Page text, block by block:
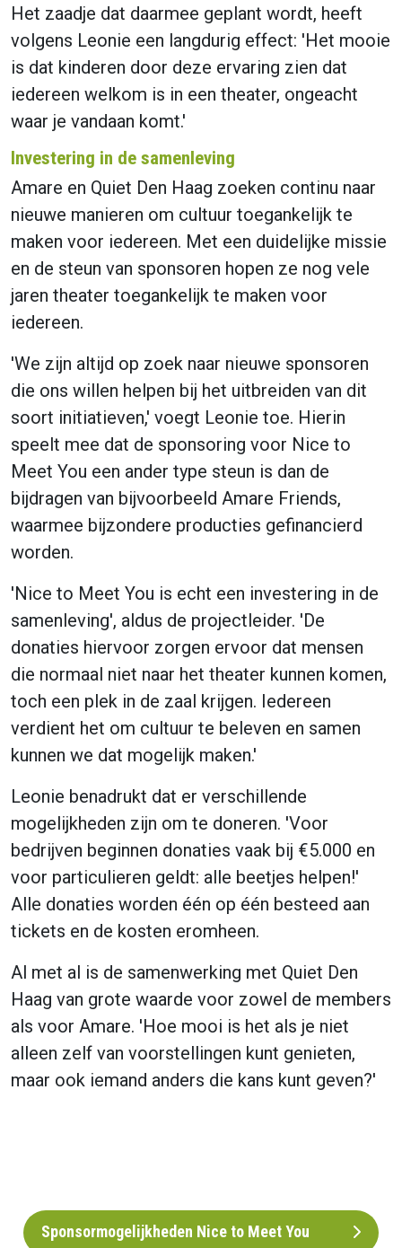
Het zaadje dat daarmee geplant wordt, heeft
volgens Leonie een langdurig effect: 'Het mooie
is dat kinderen door deze ervaring zien dat
iedereen welkom is in een theater, ongeacht
waar je vandaan komt.'
Investering in de samenleving
Amare en Quiet Den Haag zoeken continu naar
nieuwe manieren om cultuur toegankelijk te
maken voor iedereen. Met een duidelijke missie
en de steun van sponsoren hopen ze nog vele
jaren theater toegankelijk te maken voor
iedereen.
'We zijn altijd op zoek naar nieuwe sponsoren
die ons willen helpen bij het uitbreiden van dit
soort initiatieven,' voegt Leonie toe. Hierin
speelt mee dat de sponsoring voor Nice to
Meet You een ander type steun is dan de
bijdragen van bijvoorbeeld Amare Friends,
waarmee bijzondere producties gefinancierd
worden.
'Nice to Meet You is echt een investering in de
samenleving', aldus de projectleider. 'De
donaties hiervoor zorgen ervoor dat mensen
die normaal niet naar het theater kunnen komen,
toch een plek in de zaal krijgen. Iedereen
verdient het om cultuur te beleven en samen
kunnen we dat mogelijk maken.'
Leonie benadrukt dat er verschillende
mogelijkheden zijn om te doneren. 'Voor
bedrijven beginnen donaties vaak bij €5.000 en
voor particulieren geldt: alle beetjes helpen!'
Alle donaties worden één op één besteed aan
tickets en de kosten eromheen.
Al met al is de samenwerking met Quiet Den
Haag van grote waarde voor zowel de members
als voor Amare. 'Hoe mooi is het als je niet
alleen zelf van voorstellingen kunt genieten,
maar ook iemand anders die kans kunt geven?'
Sponsormogelijkheden Nice to Meet You